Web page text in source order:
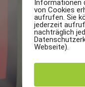
Informationen
von Cookies
aufrufen. Sie
jederzeit
nachträglich
Webseite).